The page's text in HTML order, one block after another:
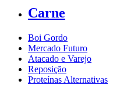
Carne
Boi Gordo
Mercado Futuro
Atacado e Varejo
Reposição
Proteínas Alternativas